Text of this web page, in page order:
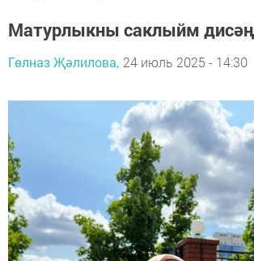
Матурлыкны саклыйм дисәң
Гөлназ Җәлилова, 24 июль 2025 - 14:30